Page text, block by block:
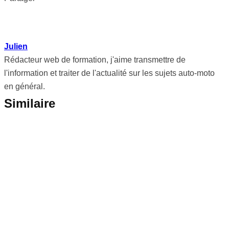
Julien
Rédacteur web de formation, j'aime transmettre de
l'information et traiter de l'actualité sur les sujets auto-moto
en général.
Similaire